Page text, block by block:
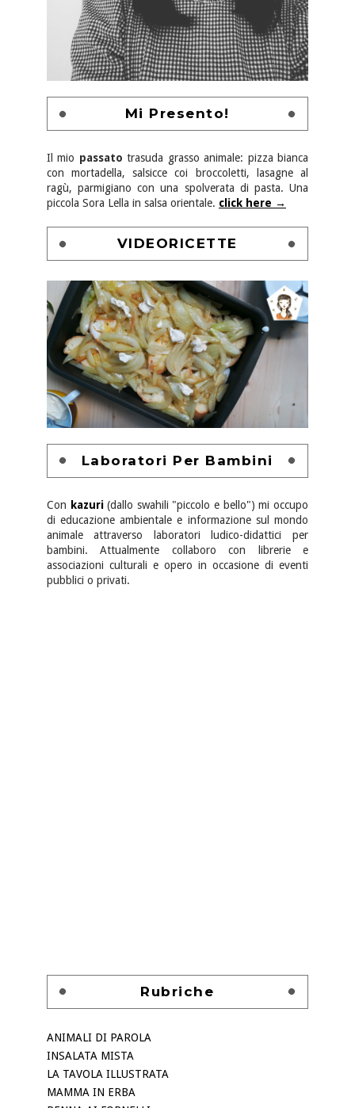
Mi Presento!
Il mio passatotrasuda grasso animale: pizza bianca
con mortadella, salsicce coi broccoletti, lasagne al
ragù, parmigiano con una spolverata di pasta. Una
piccola Sora Lella in salsa orientale. click here →
VIDEORICETTE
Laboratori Per Bambini
Con kazuri(dallo swahili "piccolo e bello") mi occupo
di educazione ambientale e informazione sul mondo
animale attraverso laboratori ludico-didattici per
bambini. Attualmente collaboro con librerie e
associazioni culturali e opero in occasione di eventi
pubblici o privati.
Rubriche
ANIMALI DI PAROLA
INSALATA MISTA
LA TAVOLA ILLUSTRATA
MAMMA IN ERBA